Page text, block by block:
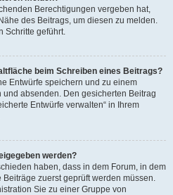
Berechtigungen vergeben hat,
des Beitrags, um diesen zu melden.
Schritte geführt.
beim Schreiben eines Beitrags?
Entwürfe speichern und zu einem
absenden. Den gesicherten Beitrag
Entwürfe verwalten“ in Ihrem
werden?
haben, dass in dem Forum, in dem
zuerst geprüft werden müssen.
Sie zu einer Gruppe von